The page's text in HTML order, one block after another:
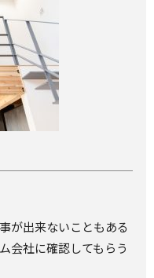
が出来ないこともある
会社に確認してもらう